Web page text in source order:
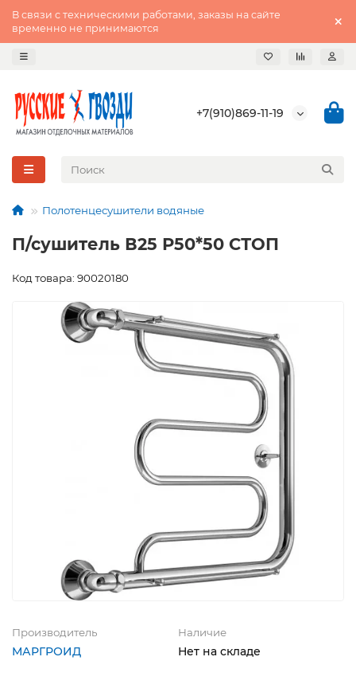
В связи с техническими работами, заказы на сайте
временно не принимаются
+7(910)869-11-19
Полотенцесушители водяные
П/сушитель В25 Р50*50 СТОП
Код товара: 90020180
Производитель
МАРГРОИД
Наличие
Нет на складе